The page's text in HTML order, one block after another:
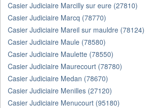
Casier Judiciaire Marcilly sur eure (27810)
Casier Judiciaire Marcq (78770)
Casier Judiciaire Mareil sur mauldre (78124)
Casier Judiciaire Maule (78580)
Casier Judiciaire Maulette (78550)
Casier Judiciaire Maurecourt (78780)
Casier Judiciaire Medan (78670)
Casier Judiciaire Menilles (27120)
Casier Judiciaire Menucourt (95180)